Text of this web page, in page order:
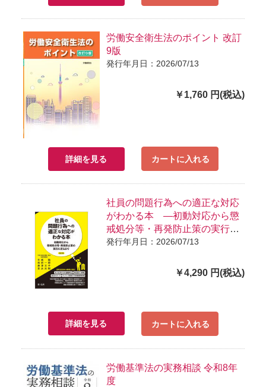
労働安全衛生法のポイント 改訂
9版
発行年月日：2026/07/13
￥1,760 円(税込)
詳細を見る カートに入れる
社員の問題行為への適正な対応
がわかる本 ―初動対応から懲
戒処分等・再発防止策の実行に
至るま で― 改訂版
発行年月日：2026/07/13
￥4,290 円(税込)
詳細を見る カートに入れる
労働基準法の実務相談 令和8年
度